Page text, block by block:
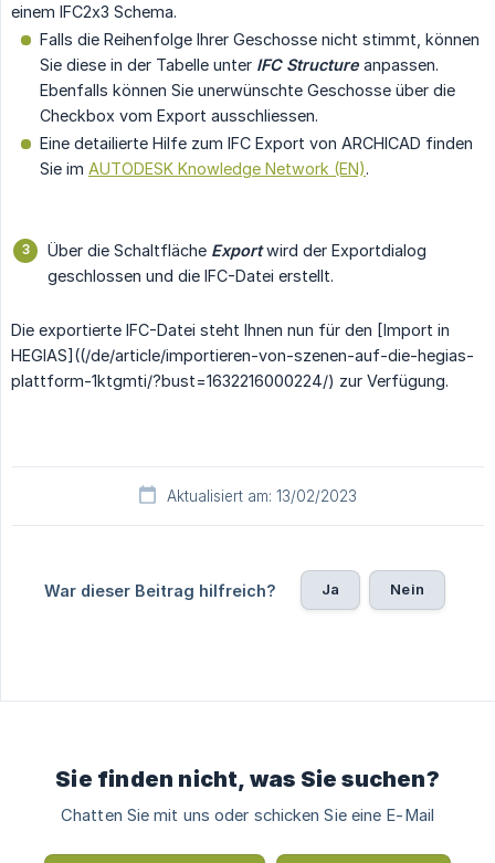
einem IFC2x3 Schema.
Falls die Reihenfolge Ihrer Geschosse nicht stimmt, können
Sie diese in der Tabelle unter IFC Structure anpassen.
Ebenfalls können Sie unerwünschte Geschosse über die
Checkbox vom Export ausschliessen.
Eine detailierte Hilfe zum IFC Export von ARCHICAD finden
Sie im AUTODESK Knowledge Network (EN).
Über die Schaltfläche Exportwird der Exportdialog
geschlossen und die IFC-Datei erstellt.
Die exportierte IFC-Datei steht Ihnen nun für den [Import in
HEGIAS]((/de/article/importieren-von-szenen-auf-die-hegias-
plattform-1ktgmti/?bust=1632216000224/) zur Verfügung.
Aktualisiert am: 13/02/2023
War dieser Beitrag hilfreich? Ja Nein
Sie finden nicht, was Sie suchen?
Chatten Sie mit uns oder schicken Sie eine E-Mail